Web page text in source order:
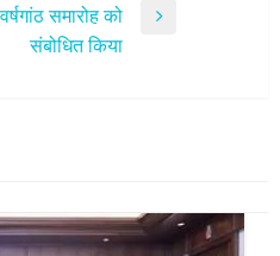
समारोह को
संबोधित किया